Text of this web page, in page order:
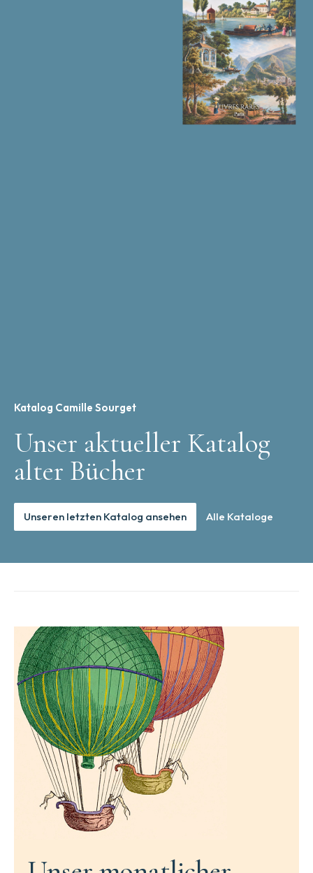
Katalog Camille Sourget
Unser aktueller Katalog
alter Bücher
Unseren letzten Katalog ansehen Alle Kataloge